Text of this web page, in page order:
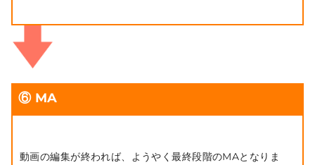
⑥ MA
動画の編集が終われば、ようやく最終段階のMAとなりま